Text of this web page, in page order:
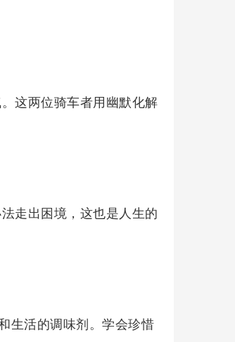
这两位骑车者用幽默化解
走出困境，这也是人生的
生活的调味剂。学会珍惜